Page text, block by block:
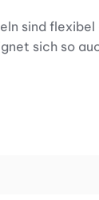
sind
sich so
bis max. 90